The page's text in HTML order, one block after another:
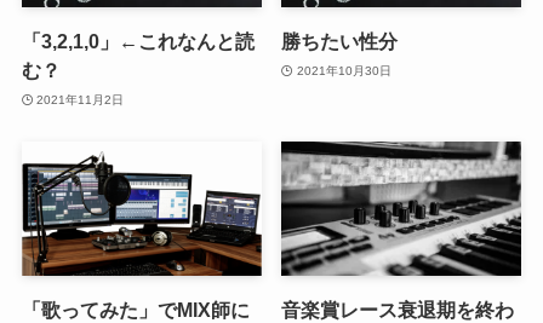
「3,2,1,0」←これなんと読
む？
2021年11月2日
勝ちたい性分
2021年10月30日
「歌ってみた」でMIX師に
音楽賞レース衰退期を終わ